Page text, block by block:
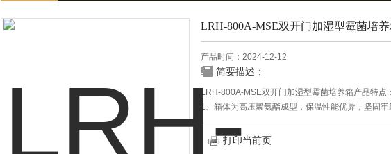
LRH-800A-MSE双开门加湿型霉菌培养
产品时间：2024-12-12
简要描述：
LRH-800A-MSE双开门加湿型霉菌培养箱产品特点：
1、箱体为高压聚氨酯成型，保温性能优异，坚固牢
2、箱体外部为优质冷轧钢板喷塑处理，内部采用
可调。打印当前页